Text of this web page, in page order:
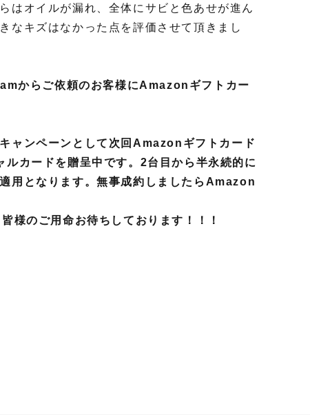
はオイルが漏れ、全体にサビと色あせが進ん
なキズはなかった点を評価させて頂きまし
からご依頼のお客様にAmazonギフトカー
ャンペーンとして次回Amazonギフトカード
ルカードを贈呈中です。2台目から半永続的に
用となります。無事成約しましたらAmazon
様のご用命お待ちしております！！！